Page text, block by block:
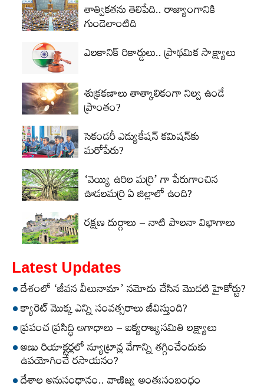
తాత్వికతను తెలిపేది.. రాజ్యాంగానికి
గుండెలాంటిది
ఎలకానిక్‌ రికార్డులు.. ప్రాథమిక సాక్ష్యాలు
శుక్రకణాలు తాత్కాలికంగా నిల్వ ఉండే
ప్రాంతం?
సెకండరీ ఎడ్యుకేషన్‌ కమిషన్‌కు
మరోపేరు?
‘వెయ్యి ఉరిల మర్రి’ గా పేరుగాంచిన
ఊడలమర్రి ఏ జిల్లాలో ఉంది?
రక్షణ దుర్గాలు – నాటి పాలనా విభాగాలు
Latest Updates
దేశంలో ‘జీవన వీలునామా’ నమోదు చేసిన మొదటి హైకోర్టు?
క్యారెట్‌ మొక్క ఎన్ని సంవత్సరాలు జీవిస్తుంది?
ప్రపంచ ప్రసిద్ధి అగాధాలు – ఐక్యరాజ్యసమితి లక్ష్యాలు
అణు రియాక్టర్లలో న్యూట్రాన్ల వేగాన్ని తగ్గించేందుకు
ఉపయోగించే రసాయనం?